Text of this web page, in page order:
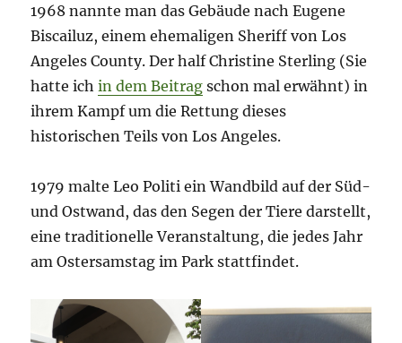
1968 nannte man das Gebäude nach Eugene
Biscailuz, einem ehemaligen Sheriff von Los
Angeles County. Der half Christine Sterling (Sie
hatte ichin dem Beitrag schon mal erwähnt) in
ihrem Kampf um die Rettung dieses
historischen Teils von Los Angeles.
1979 malte Leo Politi ein Wandbild auf der Süd-
und Ostwand, das den Segen der Tiere darstellt,
eine traditionelle Veranstaltung, die jedes Jahr
am Ostersamstag im Park stattfindet.